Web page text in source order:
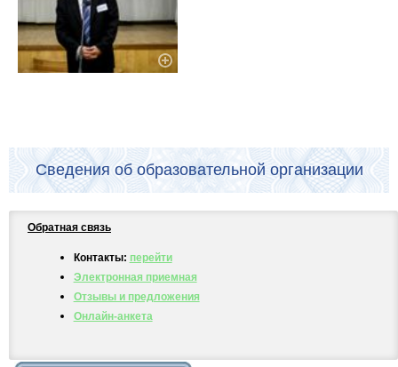
Сведения об образовательной организации
Обратная связь
Контакты: перейти
Электронная приемная
Отзывы и предложения
Онлайн-анкета